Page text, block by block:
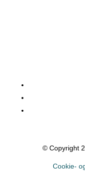
© Copyright
Cookie-